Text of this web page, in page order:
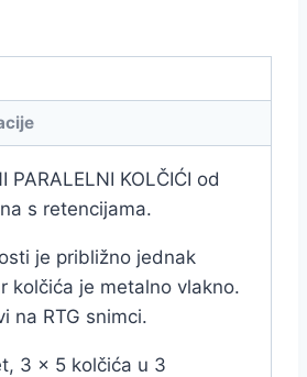
PARALELNI KOLČIĆI od
s retencijama.
je približno jednak
kolčića je metalno vlakno.
na RTG snimci.
3 x 5 kolčića u 3